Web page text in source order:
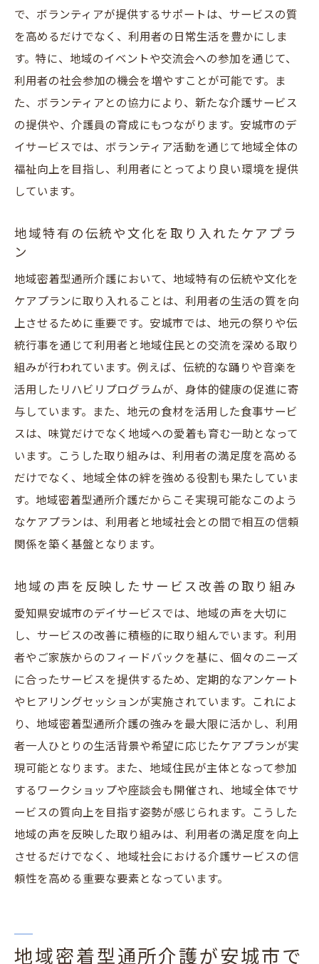
で、ボランティアが提供するサポートは、サービスの質
を高めるだけでなく、利用者の日常生活を豊かにしま
す。特に、地域のイベントや交流会への参加を通じて、
利用者の社会参加の機会を増やすことが可能です。ま
た、ボランティアとの協力により、新たな介護サービス
の提供や、介護員の育成にもつながります。安城市のデ
イサービスでは、ボランティア活動を通じて地域全体の
福祉向上を目指し、利用者にとってより良い環境を提供
しています。
地域特有の伝統や文化を取り入れたケアプラ
ン
地域密着型通所介護において、地域特有の伝統や文化を
ケアプランに取り入れることは、利用者の生活の質を向
上させるために重要です。安城市では、地元の祭りや伝
統行事を通じて利用者と地域住民との交流を深める取り
組みが行われています。例えば、伝統的な踊りや音楽を
活用したリハビリプログラムが、身体的健康の促進に寄
与しています。また、地元の食材を活用した食事サービ
スは、味覚だけでなく地域への愛着も育む一助となって
います。こうした取り組みは、利用者の満足度を高める
だけでなく、地域全体の絆を強める役割も果たしていま
す。地域密着型通所介護だからこそ実現可能なこのよう
なケアプランは、利用者と地域社会との間で相互の信頼
関係を築く基盤となります。
地域の声を反映したサービス改善の取り組み
愛知県安城市のデイサービスでは、地域の声を大切に
し、サービスの改善に積極的に取り組んでいます。利用
者やご家族からのフィードバックを基に、個々のニーズ
に合ったサービスを提供するため、定期的なアンケート
やヒアリングセッションが実施されています。これによ
り、地域密着型通所介護の強みを最大限に活かし、利用
者一人ひとりの生活背景や希望に応じたケアプランが実
現可能となります。また、地域住民が主体となって参加
するワークショップや座談会も開催され、地域全体でサ
ービスの質向上を目指す姿勢が感じられます。こうした
地域の声を反映した取り組みは、利用者の満足度を向上
させるだけでなく、地域社会における介護サービスの信
頼性を高める重要な要素となっています。
地域密着型通所介護が安城市で